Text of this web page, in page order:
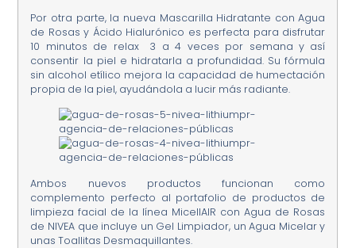
Por otra parte, la nueva Mascarilla Hidratante con Agua
de Rosas y Ácido Hialurónico es perfecta para disfrutar
10 minutos de relax 3 a 4 veces por semana y así
consentir la piel e hidratarla a profundidad. Su fórmula
sin alcohol etílico mejora la capacidad de humectación
propia de la piel, ayudándola a lucir más radiante.
Ambos nuevos productos funcionan como
complemento perfecto al portafolio de productos de
limpieza facial de la línea MicellAIR con Agua de Rosas
de NIVEA que incluye un Gel Limpiador, un Agua Micelar y
unas Toallitas Desmaquillantes.